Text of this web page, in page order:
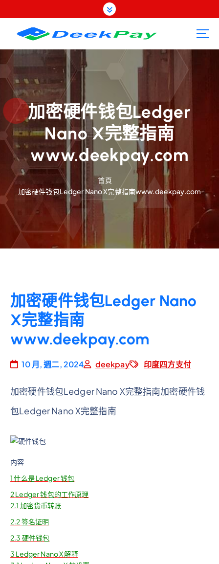
至
加密硬件钱包Ledger
Nano X完整指南
www.deekpay.com
首頁
加密硬件钱包Ledger Nano X完整指南www.deekpay.com
加密硬件钱包Ledger Nano
X完整指南
www.deekpay.com
10 月, 週二, 2024 deekpay 印度四方支付
加密硬件钱包Ledger Nano X完整指南加密硬件钱
包Ledger Nano X完整指南
内容
1什么是 Ledger 钱包
2Ledger 钱包的工作原理
2.1 加密货币转账
2.2签名证明
2.3 硬件钱包
3 Ledger Nano X 解释